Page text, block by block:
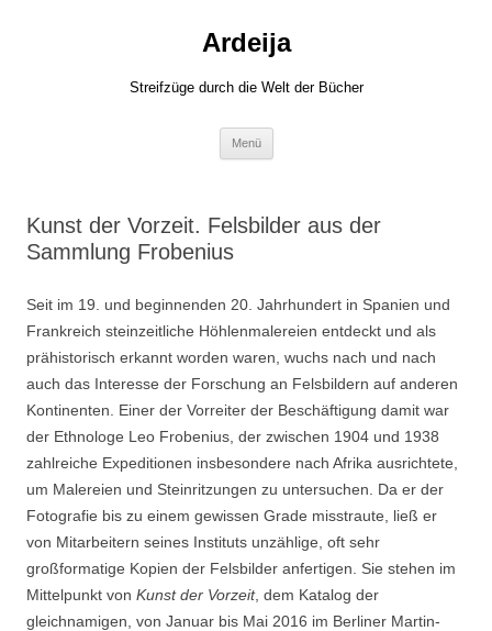
Ardeija
Streifzüge durch die Welt der Bücher
Menü
Kunst der Vorzeit. Felsbilder aus der
Sammlung Frobenius
Seit im 19. und beginnenden 20. Jahrhundert in Spanien und
Frankreich steinzeitliche Höhlenmalereien entdeckt und als
prähistorisch erkannt worden waren, wuchs nach und nach
auch das Interesse der Forschung an Felsbildern auf anderen
Kontinenten. Einer der Vorreiter der Beschäftigung damit war
der Ethnologe Leo Frobenius, der zwischen 1904 und 1938
zahlreiche Expeditionen insbesondere nach Afrika ausrichtete,
um Malereien und Steinritzungen zu untersuchen. Da er der
Fotografie bis zu einem gewissen Grade misstraute, ließ er
von Mitarbeitern seines Instituts unzählige, oft sehr
großformatige Kopien der Felsbilder anfertigen. Sie stehen im
Mittelpunkt von Kunst der Vorzeit, dem Katalog der
gleichnamigen, von Januar bis Mai 2016 im Berliner Martin-